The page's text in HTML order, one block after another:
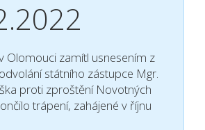
Olomouci zamítl usnesením z
státního zástupce Mgr.
proti zproštění Novotných
trápení, zahájené v říjnu